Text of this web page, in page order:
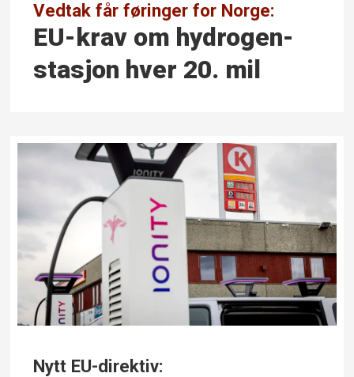
Vedtak får føringer for Norge:
EU-krav om hydrogen­
stasjon hver 20. mil
Nytt EU-direktiv: